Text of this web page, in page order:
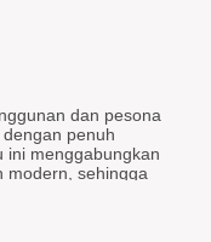
dan pesona
penuh
ini menggabungkan
modern, sehingga
ini adalah model
memiliki detail motif
artistik pada